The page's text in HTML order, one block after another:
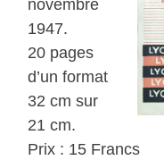
novembre
1947.
20 pages
d’un format
32 cm sur
21 cm.
Prix : 15 Francs